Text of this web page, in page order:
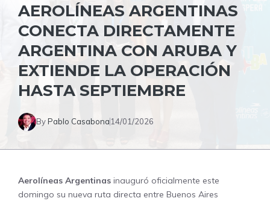
AEROLÍNEAS ARGENTINAS
CONECTA DIRECTAMENTE
ARGENTINA CON ARUBA Y
EXTIENDE LA OPERACIÓN
HASTA SEPTIEMBRE
ByPablo Casabona 14/01/2026
Aerolíneas Argentinas inauguró oficialmente este
domingo su nueva ruta directa entre Buenos Aires